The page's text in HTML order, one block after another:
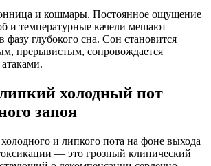
и кошмары. Постоянное ощущение
и температурные качели мешают
глубокого сна. Сон становится
прерывистым, сопровождается
холодный пот
запоя
и липкого пота на фоне выхода
— это грозный клинический